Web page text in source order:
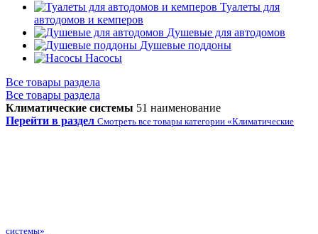
Туалеты для
автодомов и кемперов
Душевые для автодомов
Душевые поддоны
Насосы
Все товары раздела
Все товары раздела
Климатические системы 51 наименование
Перейти в раздел Смотреть все товары категории «Климатические
системы»